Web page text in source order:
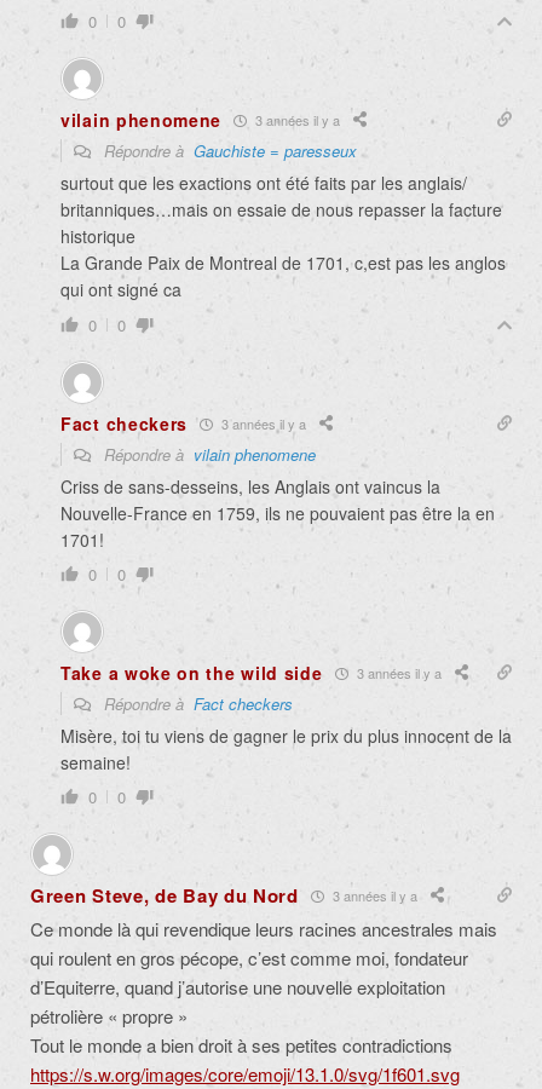
0 0
vilain phenomene 3 années il y a
Répondre à Gauchiste = paresseux
surtout que les exactions ont été faits par les anglais/
britanniques…mais on essaie de nous repasser la facture
historique
La Grande Paix de Montreal de 1701, c,est pas les anglos
qui ont signé ca
0 0
Fact checkers 3 années il y a
Répondre à vilain phenomene
Criss de sans-desseins, les Anglais ont vaincus la
Nouvelle-France en 1759, ils ne pouvaient pas être la en
1701!
0 0
Take a woke on the wild side 3 années il y a
Répondre à Fact checkers
Misère, toi tu viens de gagner le prix du plus innocent de la
semaine!
0 0
Green Steve, de Bay du Nord 3 années il y a
Ce monde là qui revendique leurs racines ancestrales mais
qui roulent en gros pécope, c’est comme moi, fondateur
d’Equiterre, quand j’autorise une nouvelle exploitation
pétrolière « propre »
Tout le monde a bien droit à ses petites contradictions
https://s.w.org/images/core/emoji/13.1.0/svg/1f601.svg